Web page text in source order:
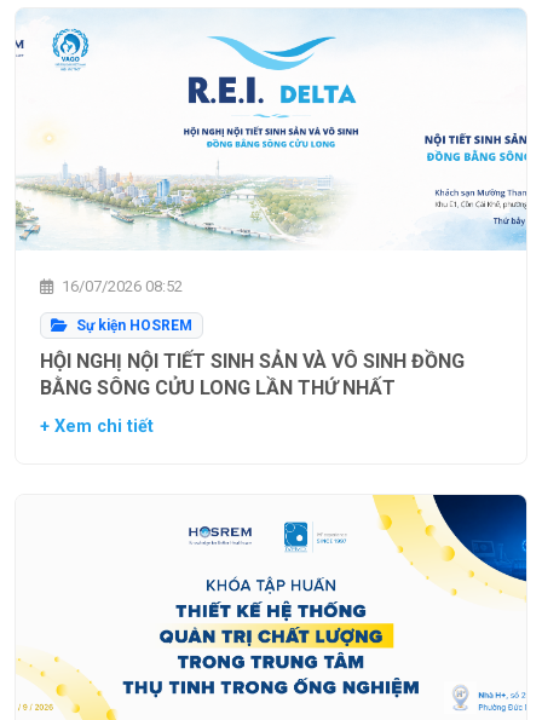
16/07/2026 08:52
Sự kiện HOSREM
HỘI NGHỊ NỘI TIẾT SINH SẢN VÀ VÔ SINH ĐỒNG
BẰNG SÔNG CỬU LONG LẦN THỨ NHẤT
+ Xem chi tiết